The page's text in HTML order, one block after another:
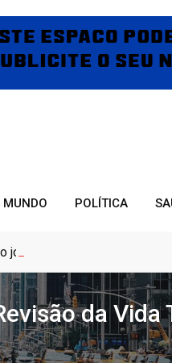
MUNDO POLÍTICA
jogo
da Vida